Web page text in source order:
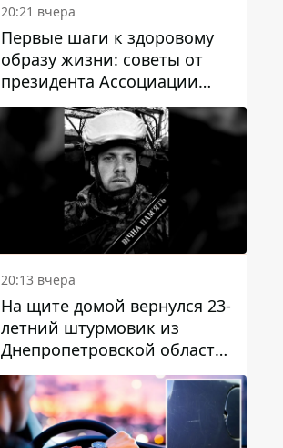
20:21 вчера
Первые шаги к здоровому
образу жизни: советы от
президента Ассоциации
диетологов Украины
20:13 вчера
На щите домой вернулся 23-
летний штурмовик из
Днепропетровской области
Богдан Бескровный